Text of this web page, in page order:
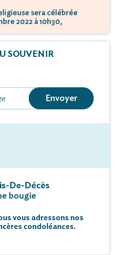
sera célébrée
2022 à 10h30,
2022 à 13h30,
SOUVENIR
Envoyer
De-Décès
bougie
vous adressons nos
condoléances.